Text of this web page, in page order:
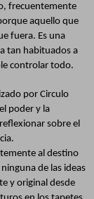
frecuentemente
aquello que
fuera. Es una
tan habituados a
controlar todo.
por Circulo
poder y la
sobre el
al destino
de las ideas
y original desde